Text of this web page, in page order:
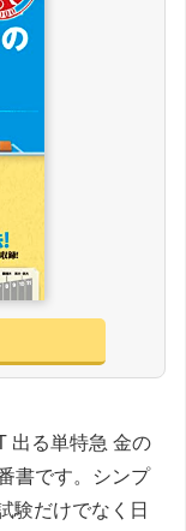
出る単特急 金の
書です。シンプ
験だけでなく日